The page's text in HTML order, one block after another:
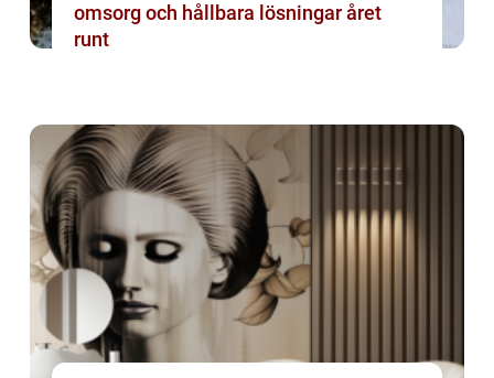
omsorg och hållbara lösningar året
runt